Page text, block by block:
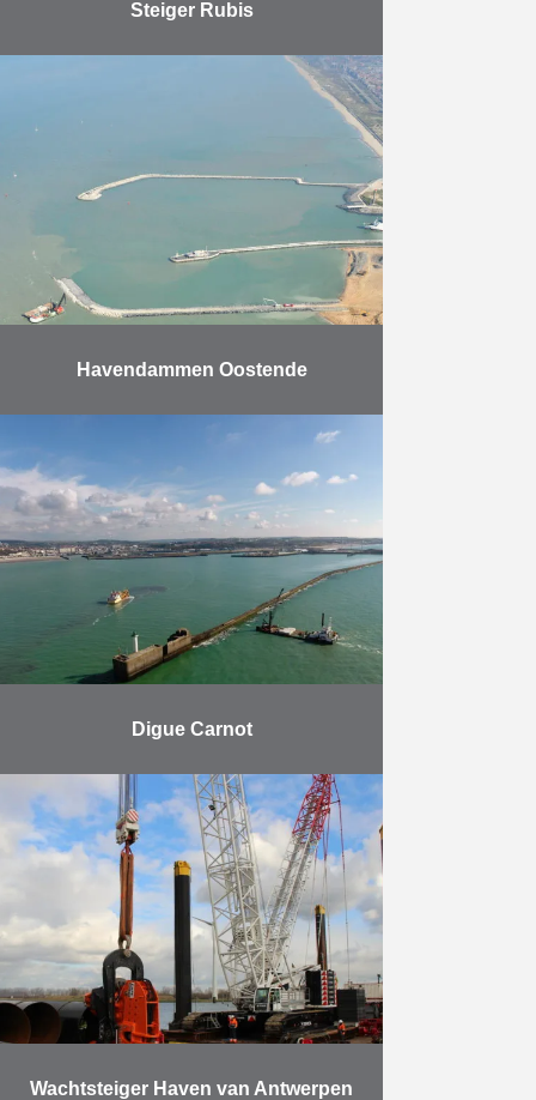
Steiger Rubis
Dit project omvat de uitbreiding van
een steiger die door HK werd
gebouwd in 2009 voor ITC RUBIS.
scheepsdokken en …
Havendammen Oostende
De opdracht bestaat uit het
uitbreiden van de Haven van
Oostende. Dit werk verliep in drie
fasen. Er werden twee
havendammen in zee gebouwd,
waarbij …
Meer
Digue Carnot
Herbosch-Kiere was
verantwoordelijk voor het plaatsen
van de rotsen en voor het
steenstorten. De dijk Carnot in de
haven van Boulogne-sur-Mer is 3
km lang …
Meer
Wachtsteiger Haven van Antwerpen